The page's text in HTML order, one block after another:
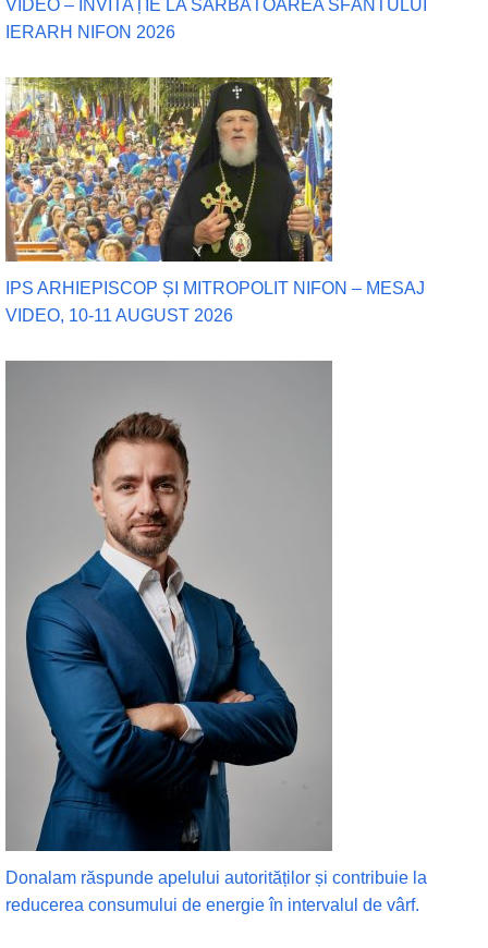
VIDEO – INVITAȚIE LA SĂRBĂTOAREA SFÂNTULUI
IERARH NIFON 2026
IPS ARHIEPISCOP ȘI MITROPOLIT NIFON – MESAJ
VIDEO, 10-11 AUGUST 2026
Donalam răspunde apelului autorităților și contribuie la
reducerea consumului de energie în intervalul de vârf.